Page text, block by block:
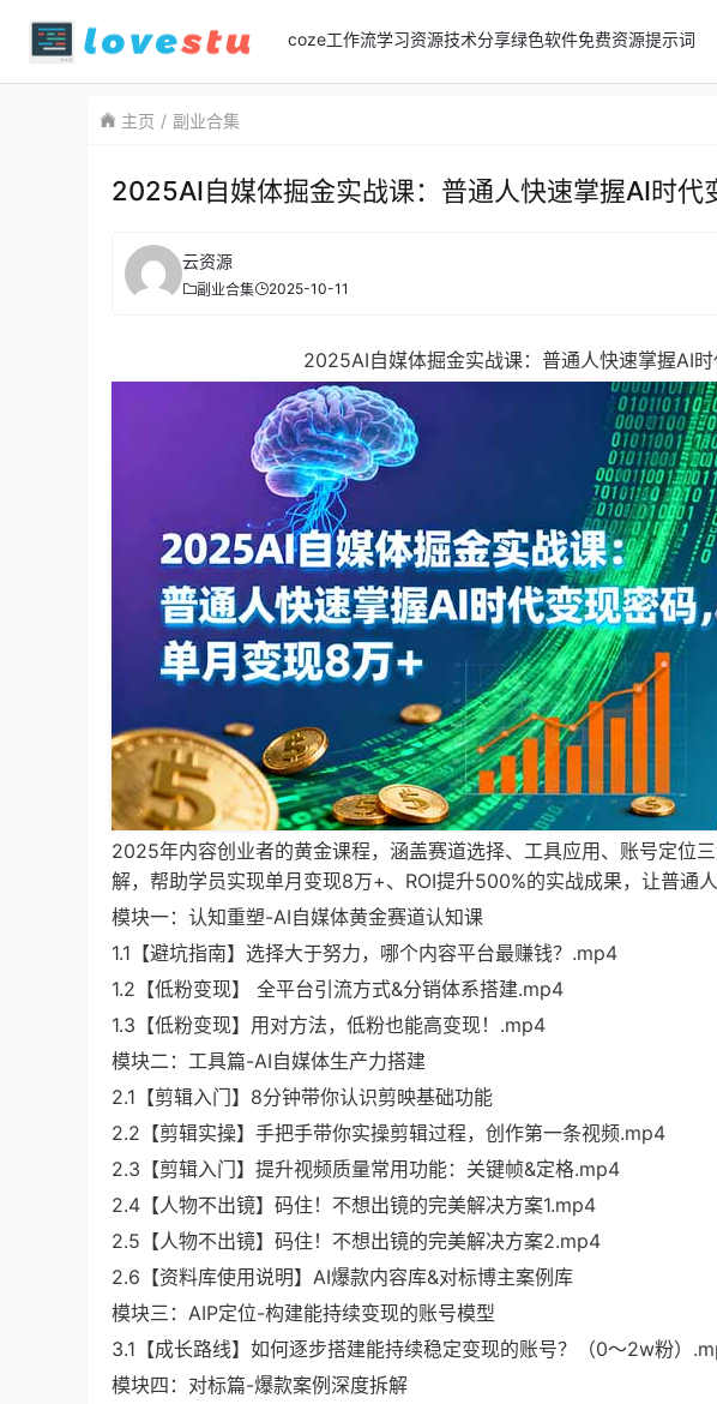
coze工作流学习资源技术分享绿色软件免费资源提示词
主页 副业合集
2025AI自媒体掘金实战课：普通人快速掌握AI时代
云资源
副业合集 2025-10-11
2025AI自媒体掘金实战课：普通人快速掌握AI
2025年内容创业者的黄金课程，涵盖赛道选择、工具应用、账号定位
解，帮助学员实现单月变现8万+、ROI提升500%的实战成果，让普通
模块一：认知重塑-AI自媒体黄金赛道认知课
1.1【避坑指南】选择大于努力，哪个内容平台最赚钱？.mp4
1.2【低粉变现】 全平台引流方式&分销体系搭建.mp4
1.3【低粉变现】用对方法，低粉也能高变现！.mp4
模块二：工具篇-AI自媒体生产力搭建
2.1【剪辑入门】8分钟带你认识剪映基础功能
2.2【剪辑实操】手把手带你实操剪辑过程，创作第一条视频.mp4
2.3【剪辑入门】提升视频质量常用功能：关键帧&定格.mp4
2.4【人物不出镜】码住！不想出镜的完美解决方案1.mp4
2.5【人物不出镜】码住！不想出镜的完美解决方案2.mp4
2.6【资料库使用说明】AI爆款内容库&对标博主案例库
模块三：AIP定位-构建能持续变现的账号模型
3.1【成长路线】如何逐步搭建能持续稳定变现的账号？（0～2w粉）
模块四：对标篇-爆款案例深度拆解